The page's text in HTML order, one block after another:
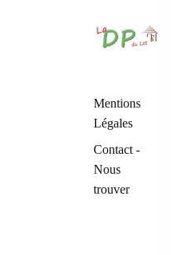
Mentions
Légales
Contact -
Nous
trouver